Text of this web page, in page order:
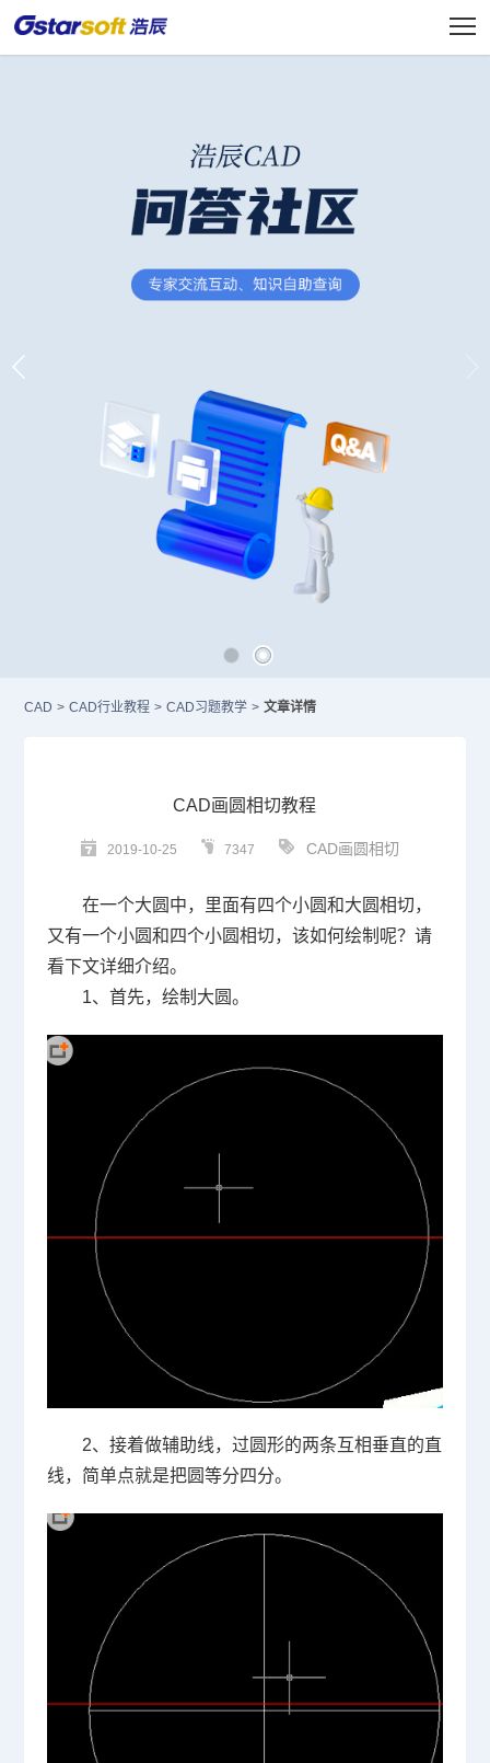
CAD > CAD行业教程 > CAD习题教学 > 文章详情
CAD画圆相切教程
2019-10-25 7347 CAD画圆相切
在一个大圆中，里面有四个小圆和大圆相切，
又有一个小圆和四个小圆相切，该如何绘制呢？请
看下文详细介绍。
1、首先，绘制大圆。
2、接着做辅助线，过圆形的两条互相垂直的直
线，简单点就是把圆等分四分。